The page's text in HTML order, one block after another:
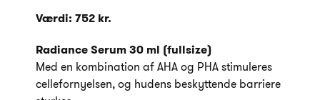
Værdi: 752 kr.
Radiance Serum 30 ml (fullsize)
Med en kombination af AHA og PHA stimuleres
cellefornyelsen, og hudens beskyttende barriere